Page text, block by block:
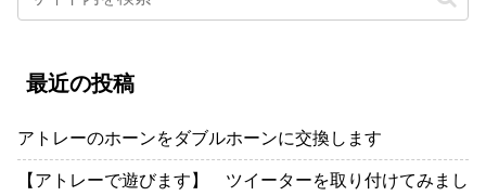
最近の投稿
アトレーのホーンをダブルホーンに交換します
【アトレーで遊びます】 ツイーターを取り付けてみまし